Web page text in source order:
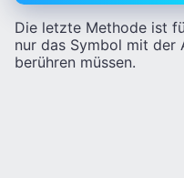
Die letzte Methode ist
nur das Symbol mit der
berühren müssen.